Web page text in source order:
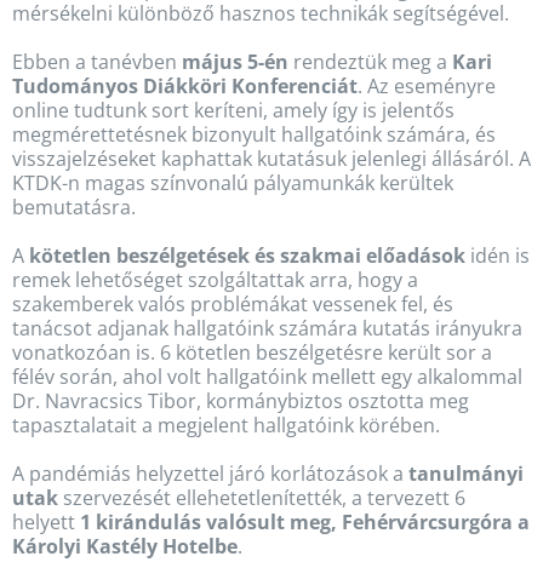
mérsékelni különböző hasznos technikák segítségével.
Ebben a tanévben május 5-én rendeztük meg a Kari
Tudományos Diákköri Konferenciát. Az eseményre
online tudtunk sort keríteni, amely így is jelentős
megmérettetésnek bizonyult hallgatóink számára, és
visszajelzéseket kaphattak kutatásuk jelenlegi állásáról. A
KTDK-n magas színvonalú pályamunkák kerültek
bemutatásra.
A kötetlen beszélgetések és szakmai előadások idén is
remek lehetőséget szolgáltattak arra, hogy a
szakemberek valós problémákat vessenek fel, és
tanácsot adjanak hallgatóink számára kutatás irányukra
vonatkozóan is. 6 kötetlen beszélgetésre került sor a
félév során, ahol volt hallgatóink mellett egy alkalommal
Dr. Navracsics Tibor, kormánybiztos osztotta meg
tapasztalatait a megjelent hallgatóink körében.
A pandémiás helyzettel járó korlátozások a tanulmányi
utak szervezését ellehetetlenítették, a tervezett 6
helyett 1 kirándulás valósult meg, Fehérvárcsurgóra a
Károlyi Kastély Hotelbe.